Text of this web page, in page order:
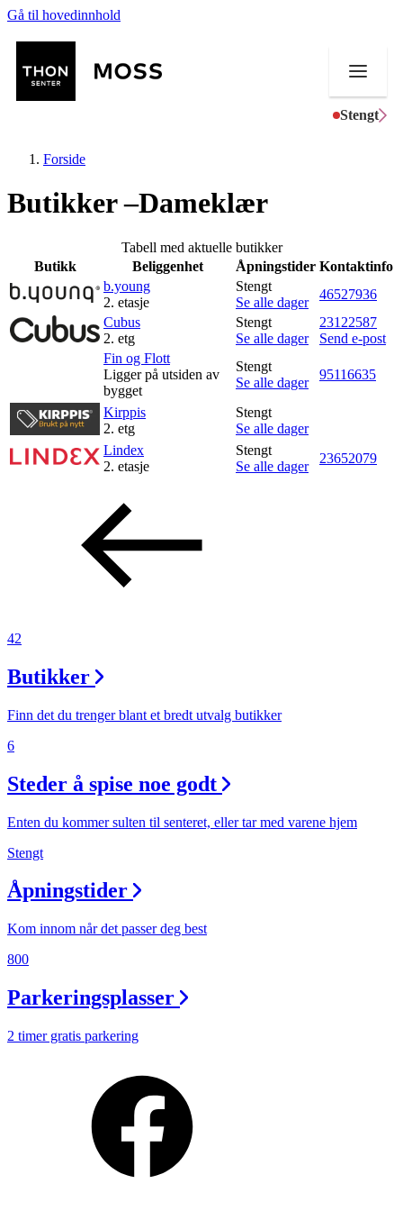
Gå til hovedinnhold
Stengt
Mat og drikke
Helse
Aktiviteter
Inspirasjon
Åpningstider
Magasin
Gavekort
Parkering
Forside
Butikker –Dameklær
Tabell med aktuelle butikker
Butikk
Beliggenhet Åpningstider Kontaktinfo
b.young
2. etasje
Stengt
Se alle dager
46527936
Cubus
2. etg
Stengt
Se alle dager
23122587
Send e-post
Fin og Flott
Ligger på utsiden av
bygget
Stengt
Se alle dager
95116635
Kirppis
2. etg
Stengt
Se alle dager
Lindex
2. etasje
Stengt
Se alle dager
23652079
42
Butikker
Finn det du trenger blant et bredt utvalg butikker
6
Steder å spise noe godt
Enten du kommer sulten til senteret, eller tar med varene hjem
Stengt
Åpningstider
Kom innom når det passer deg best
800
Parkeringsplasser
2 timer gratis parkering